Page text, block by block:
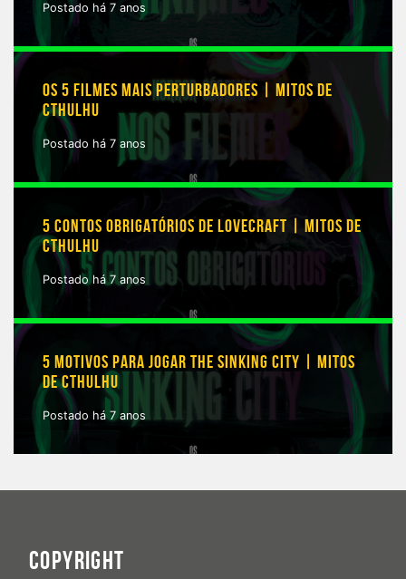
Postado há 7 anos
OS 5 FILMES MAIS PERTURBADORES | MITOS DE
CTHULHU
Postado há 7 anos
5 CONTOS OBRIGATÓRIOS DE LOVECRAFT | MITOS DE
CTHULHU
Postado há 7 anos
5 MOTIVOS PARA JOGAR THE SINKING CITY | MITOS
DE CTHULHU
Postado há 7 anos
COPYRIGHT